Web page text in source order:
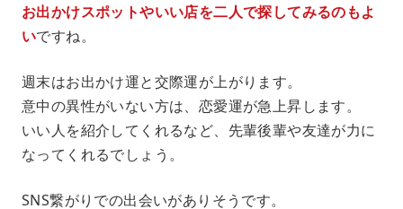
お出かけスポットやいい店を二人で探してみるのもよ
いですね。
週末はお出かけ運と交際運が上がります。
意中の異性がいない方は、恋愛運が急上昇します。
いい人を紹介してくれるなど、先輩後輩や友達が力に
なってくれるでしょう。
SNS繋がりでの出会いがありそうです。